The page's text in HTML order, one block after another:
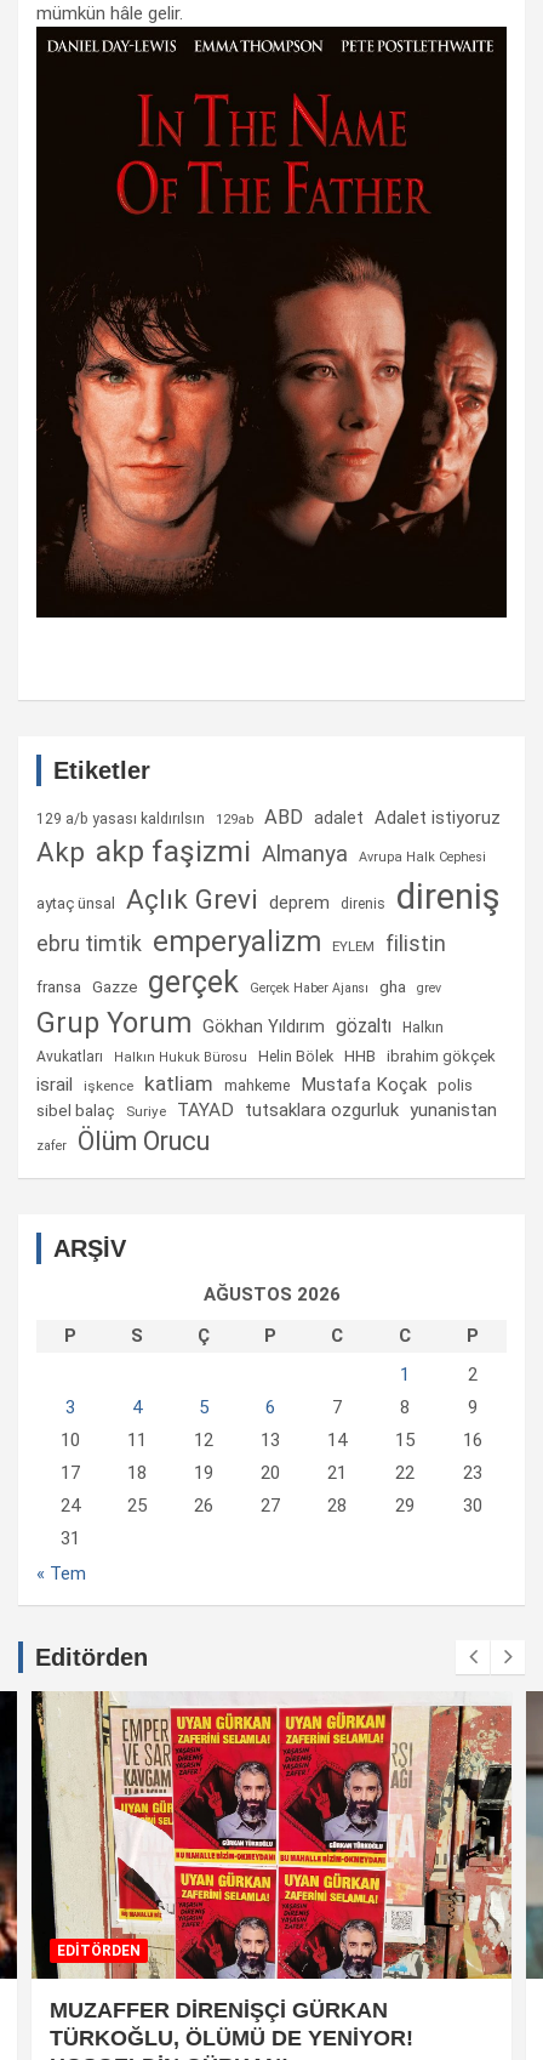
mümkün hâle gelir.
Etiketler
129 a/b yasası kaldırılsın 129ab ABD adalet Adalet istiyoruz
Akp akp faşizmi Almanya Avrupa Halk Cephesi
aytaç ünsal Açlık Grevi deprem direnis direniş
ebru timtik emperyalizm EYLEM filistin
fransa Gazze gerçek Gerçek Haber Ajansı gha grev
Grup Yorum Gökhan Yıldırım gözaltı
Halkın
Avukatları
Halkın Hukuk Bürosu Helin Bölek HHB ibrahim gökçek
israil işkence katliam mahkeme Mustafa Koçak polis
sibel balaç Suriye TAYAD tutsaklara ozgurluk yunanistan
zafer Ölüm Orucu
ARŞİV
AĞUSTOS 2026
P
S Ç P C C
P
1
2
3
4 5 6 7 8
9
10
11 12 13 14 15
16
17
18 19 20 21 22
23
24
25 26 27 28 29
30
31
« Tem
Editörden
EDİTÖRDEN
MUZAFFER DİRENİŞÇİ GÜRKAN
TÜRKOĞLU, ÖLÜMÜ DE YENİYOR!